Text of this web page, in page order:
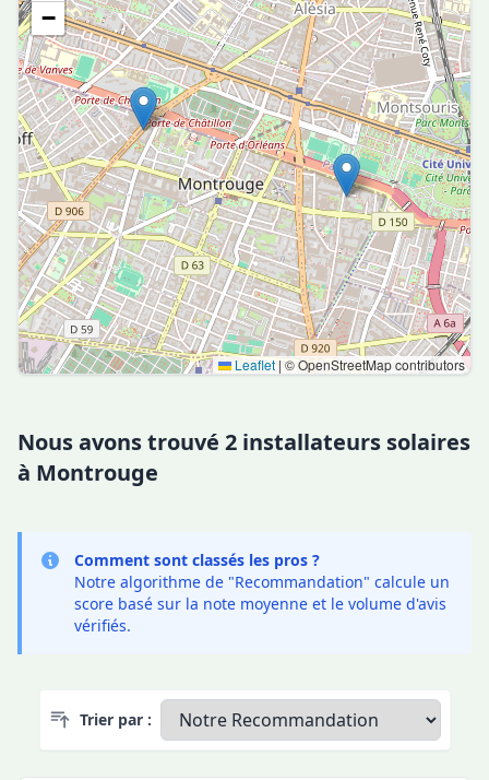
−
Leaflet |© OpenStreetMap contributors
Nous avons trouvé 2 installateurs solaires
à Montrouge
Comment sont classés les pros ?
Notre algorithme de "Recommandation" calcule un
score basé sur la note moyenne et le volume d'avis
vérifiés.
Trier par :